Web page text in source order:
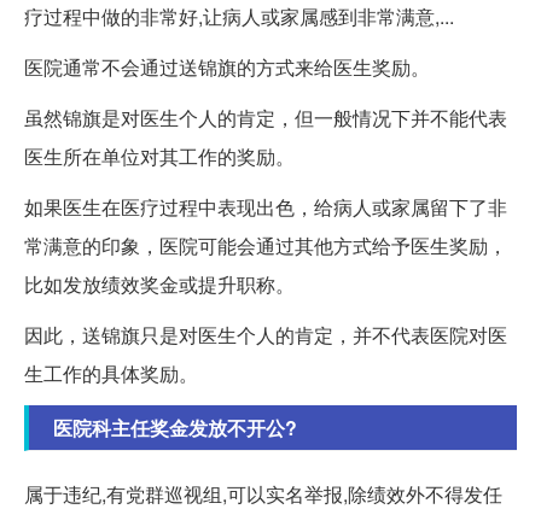
疗过程中做的非常好,让病人或家属感到非常满意,...
医院通常不会通过送锦旗的方式来给医生奖励。
虽然锦旗是对医生个人的肯定，但一般情况下并不能代表
医生所在单位对其工作的奖励。
如果医生在医疗过程中表现出色，给病人或家属留下了非
常满意的印象，医院可能会通过其他方式给予医生奖励，
比如发放绩效奖金或提升职称。
因此，送锦旗只是对医生个人的肯定，并不代表医院对医
生工作的具体奖励。
医院科主任奖金发放不开公?
属于违纪,有党群巡视组,可以实名举报,除绩效外不得发任